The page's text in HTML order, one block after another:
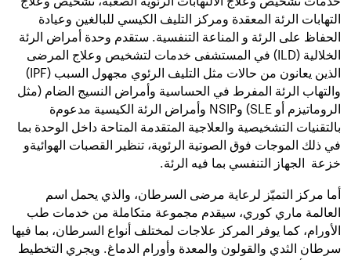
التهابات الرئة المعقدة ومركز التليف الكيسي للبالغين وعيادة
الحفاظ على الرئة و المناعة التنفسية. ستقدم وحدة أمراض الرئة
الخلالية (ILD) في المستشفى خدمات لتشخيص وعلاج المرضى
الذين يعانون من حالات مثل التليف الرئوي مجهول السبب (IPF)
والتهاب الرئة المفرط في الحساسية وأمراض النسيج الضام (مثل
الروماتيزم أو SLE) وNSIP وأمراض الرئة الكيسية مدعوم
ة
بالتقنيات التشخيصية والعلاجية المتقدمة المتاحة داخل الوحدة بما
في ذلك الموجات فوق الصوتية الرئوية، تنظير القصبات الهوائيةو
خزعة الجهاز التنفسي بما فيه الرئة.
أما مركز التميّز لرعاية مرضى السرطان، والذي يحمل اسم
العالمة ماري كوري، سيقدم مجموعة متكاملة من خدمات طب
الأورام، كما يوفر المركز علاجات لمختلف أنواع السرطان، بما فيها
سرطان الثدي والقولون والمعدة وأورام الدماغ. ويجري التخطيط